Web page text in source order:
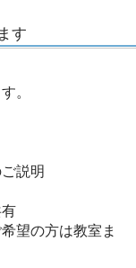
す
。
説明
望の方は教室ま